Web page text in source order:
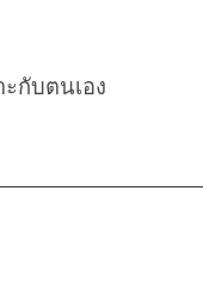
กับตนเอง